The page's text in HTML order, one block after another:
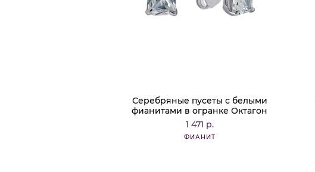
Серебряные пусеты с белыми
фианитами в огранке Октагон
1 471 р.
ФИАНИТ